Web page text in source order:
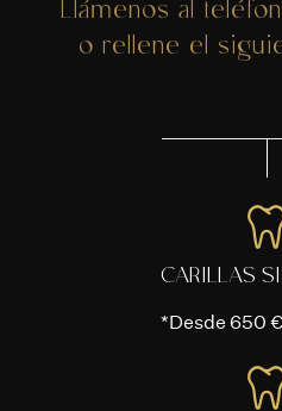
Llámenos al
o rellene el
CARILLAS
*Desde 650